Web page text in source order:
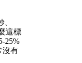
這標
25%
沒有